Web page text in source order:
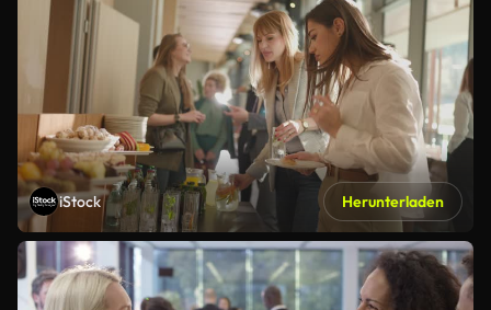
iStock Herunterladen